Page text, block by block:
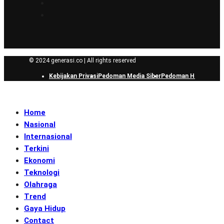
© 2024 generasi.co | All rights reserved
Kebijakan PrivasiPedoman Media SiberPedoman Hak Jawab
Home
Nasional
Internasional
Terkini
Ekonomi
Teknologi
Olahraga
Trend
Gaya Hidup
Contact